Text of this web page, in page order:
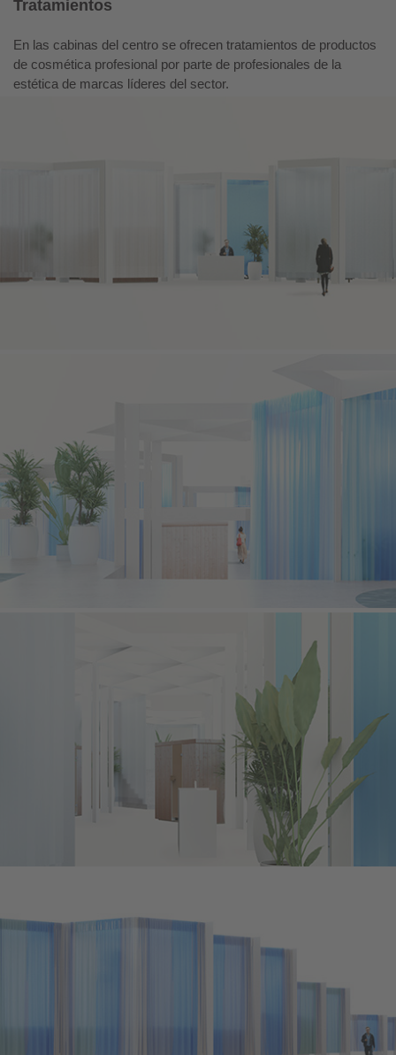
Tratamientos
En las cabinas del centro se ofrecen tratamientos de productos
de cosmética profesional por parte de profesionales de la
estética de marcas líderes del sector.